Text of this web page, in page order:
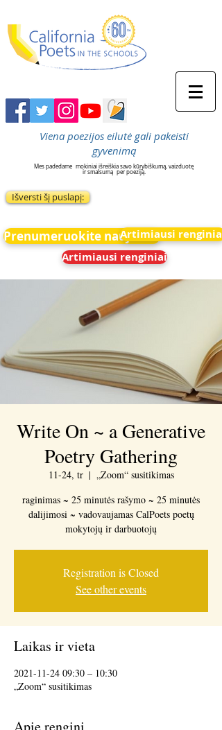
Viena poezijos eilutė gali pakeisti
gyvenimą
Mes padedame mokiniai išreiškia savo kūrybiškumą, vaizduotę
ir smalsumą per poeziją.
Išversti šį puslapį:
Prenumeruokite naujienasArtimiausi renginiai
Artimiausi renginiai
Write On ~ a Generative
Poetry Gathering
11-24, tr
  |
„Zoom“ susitikimas
raginimas ~ 25 minutės rašymo ~ 25 minutės
dalijimosi ~ vadovaujamas CalPoets poetų
mokytojų ir darbuotojų
Registration is Closed
See other events
Laikas ir vieta
2021-11-24 09:30 – 10:30
„Zoom“ susitikimas
Apie renginį